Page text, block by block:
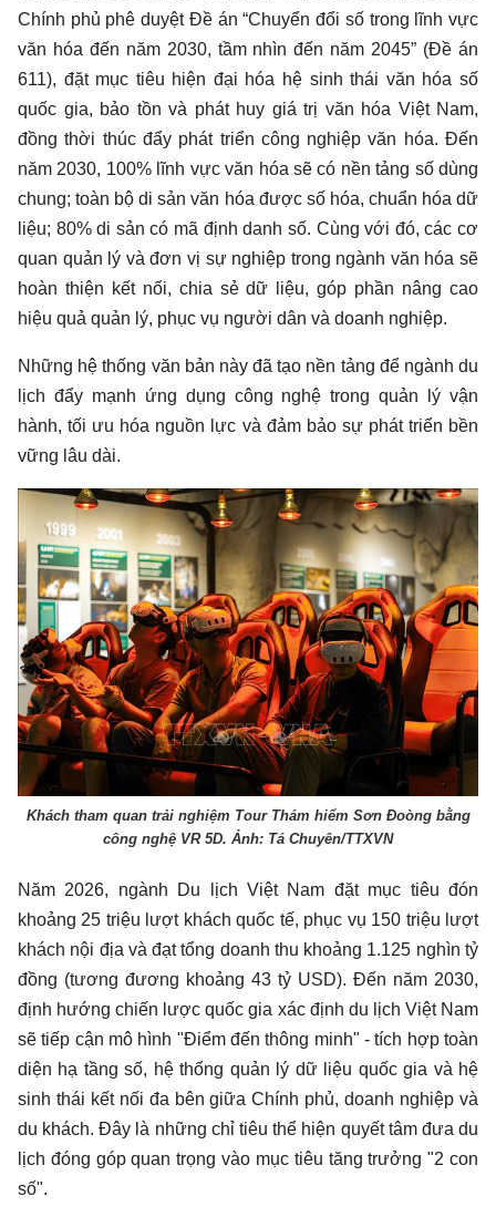
Chính phủ phê duyệt Đề án “Chuyển đổi số trong lĩnh vực
văn hóa đến năm 2030, tầm nhìn đến năm 2045” (Đề án
611), đặt mục tiêu hiện đại hóa hệ sinh thái văn hóa số
quốc gia, bảo tồn và phát huy giá trị văn hóa Việt Nam,
đồng thời thúc đẩy phát triển công nghiệp văn hóa. Đến
năm 2030, 100% lĩnh vực văn hóa sẽ có nền tảng số dùng
chung; toàn bộ di sản văn hóa được số hóa, chuẩn hóa dữ
liệu; 80% di sản có mã định danh số. Cùng với đó, các cơ
quan quản lý và đơn vị sự nghiệp trong ngành văn hóa sẽ
hoàn thiện kết nối, chia sẻ dữ liệu, góp phần nâng cao
hiệu quả quản lý, phục vụ người dân và doanh nghiệp.
Những hệ thống văn bản này đã tạo nền tảng để ngành du
lịch đẩy mạnh ứng dụng công nghệ trong quản lý vận
hành, tối ưu hóa nguồn lực và đảm bảo sự phát triển bền
vững lâu dài.
Khách tham quan trải nghiệm Tour Thám hiểm Sơn Đoòng bằng
công nghệ VR 5D. Ảnh: Tá Chuyên/TTXVN
Năm 2026, ngành Du lịch Việt Nam đặt mục tiêu đón
khoảng 25 triệu lượt khách quốc tế, phục vụ 150 triệu lượt
khách nội địa và đạt tổng doanh thu khoảng 1.125 nghìn tỷ
đồng (tương đương khoảng 43 tỷ USD). Đến năm 2030,
định hướng chiến lược quốc gia xác định du lịch Việt Nam
sẽ tiếp cận mô hình "Điểm đến thông minh" - tích hợp toàn
diện hạ tầng số, hệ thống quản lý dữ liệu quốc gia và hệ
sinh thái kết nối đa bên giữa Chính phủ, doanh nghiệp và
du khách. Đây là những chỉ tiêu thể hiện quyết tâm đưa du
lịch đóng góp quan trọng vào mục tiêu tăng trưởng "2 con
số".